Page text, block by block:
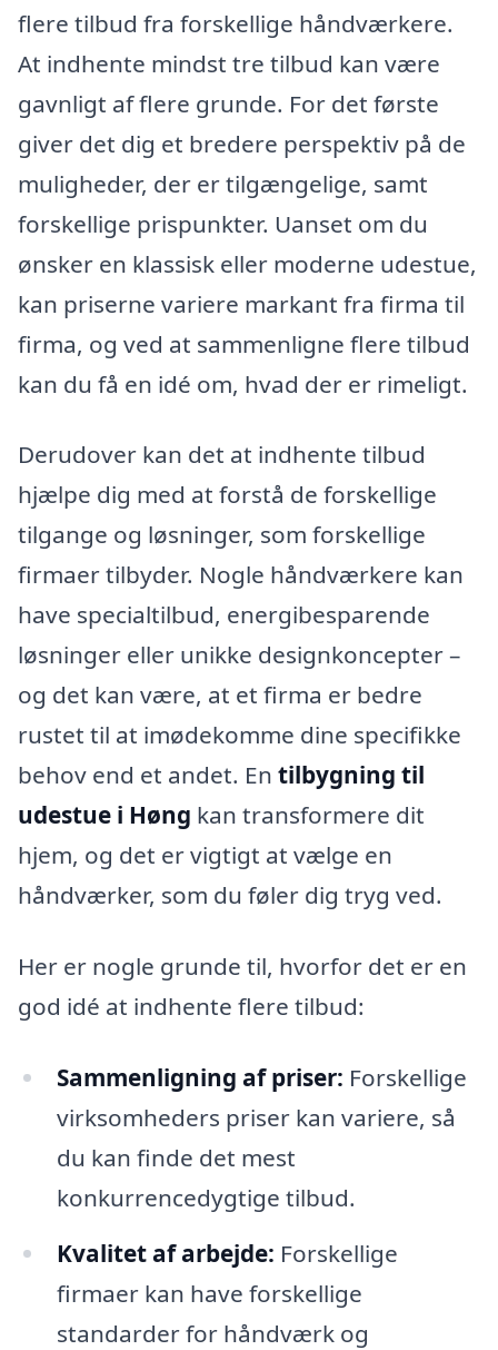
flere tilbud fra forskellige håndværkere.
At indhente mindst tre tilbud kan være
gavnligt af flere grunde. For det første
giver det dig et bredere perspektiv på de
muligheder, der er tilgængelige, samt
forskellige prispunkter. Uanset om du
ønsker en klassisk eller moderne udestue,
kan priserne variere markant fra firma til
firma, og ved at sammenligne flere tilbud
kan du få en idé om, hvad der er rimeligt.
Derudover kan det at indhente tilbud
hjælpe dig med at forstå de forskellige
tilgange og løsninger, som forskellige
firmaer tilbyder. Nogle håndværkere kan
have specialtilbud, energibesparende
løsninger eller unikke designkoncepter –
og det kan være, at et firma er bedre
rustet til at imødekomme dine specifikke
behov end et andet. En tilbygning til
udestue i Høng kan transformere dit
hjem, og det er vigtigt at vælge en
håndværker, som du føler dig tryg ved.
Her er nogle grunde til, hvorfor det er en
god idé at indhente flere tilbud:
Sammenligning af priser: Forskellige
virksomheders priser kan variere, så
du kan finde det mest
konkurrencedygtige tilbud.
Kvalitet af arbejde: Forskellige
firmaer kan have forskellige
standarder for håndværk og